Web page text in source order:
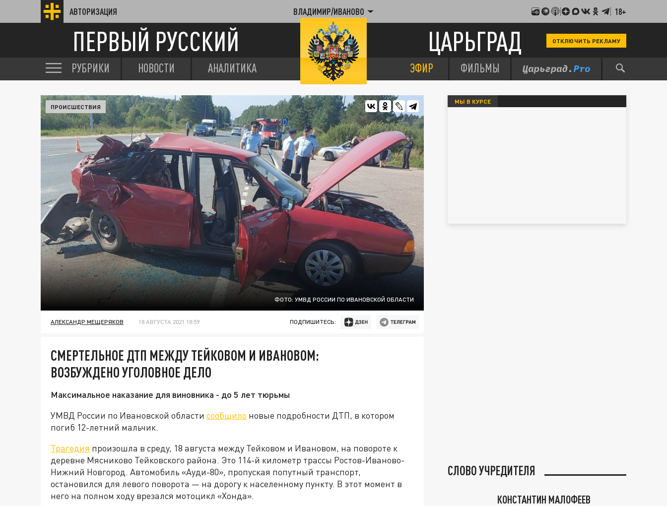
АВТОРИЗАЦИЯ ВЛАДИМИР/ИВАНОВО 18+
ПЕРВЫЙ РУССКИЙ ЦАРЬГРАД ОТКЛЮЧИТЬ РЕКЛАМУ
РУБРИКИ НОВОСТИ АНАЛИТИКА ЭФИР ФИЛЬМЫ
ФОТО: УМВД РОССИИ ПО ИВАНОВСКОЙ ОБЛАСТИ
ПРОИСШЕСТВИЯ
АЛЕКСАНДР МЕЩЕРЯКОВ 18 АВГУСТА 2021 18:59 ПОДПИШИТЕСЬ:
СМЕРТЕЛЬНОЕ ДТП МЕЖДУ ТЕЙКОВОМ И ИВАНОВОМ:
ВОЗБУЖДЕНО УГОЛОВНОЕ ДЕЛО
Максимальное наказание для виновника - до 5 лет тюрьмы
УМВД России по Ивановской области сообщило новые подробности ДТП, в котором
погиб 12-летний мальчик.
Трагедия произошла в среду, 18 августа между Тейковом и Ивановом, на повороте к
деревне Мясниково Тейковского района. Это 114-й километр трассы Ростов-Иваново-
Нижний Новгород. Автомобиль «Ауди-80», пропуская попутный транспорт,
остановился для левого поворота — на дорогу к населенному пункту. В этот момент в
него на полном ходу врезался мотоцикл «Хонда».
МЫ В КУРСЕ
СЛОВО УЧРЕДИТЕЛЯ
КОНСТАНТИН МАЛОФЕЕВ